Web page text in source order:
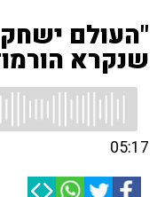
"העולם
שנקרא
05:17